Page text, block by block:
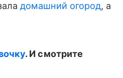
домашний огород, а
. И смотрите